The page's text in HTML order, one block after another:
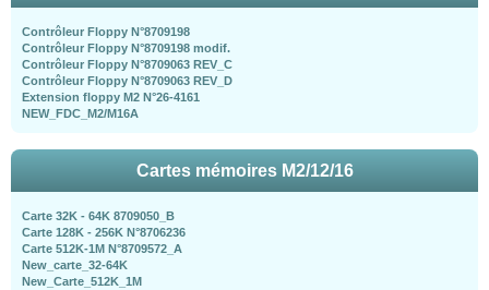
Contrôleur Floppy N°8709198
Contrôleur Floppy N°8709198 modif.
Contrôleur Floppy N°8709063 REV_C
Contrôleur Floppy N°8709063 REV_D
Extension floppy M2 N°26-4161
NEW_FDC_M2/M16A
Cartes mémoires M2/12/16
Carte 32K - 64K 8709050_B
Carte 128K - 256K N°8706236
Carte 512K-1M N°8709572_A
New_carte_32-64K
New_Carte_512K_1M